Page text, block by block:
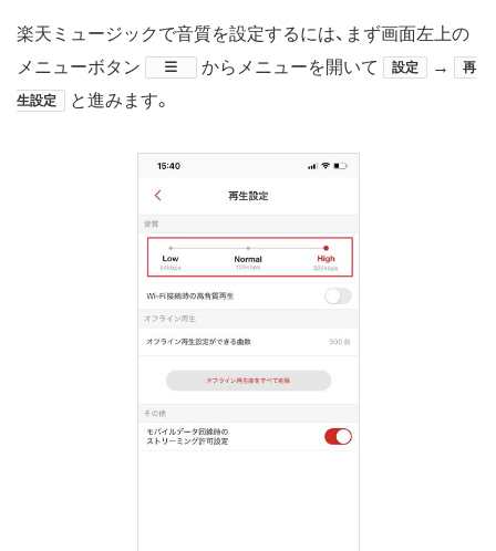
楽天ミュージックで音質を設定するには、まず画面左上の
メニューボタン
​からメニューを開いて 設定 → 再
生設定 と進みます。